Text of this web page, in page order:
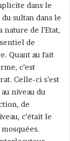
dans le
sultan dans le
de l’Etat,
de
Quant au fait
c’est
Celle-ci s’est
niveau du
de
c’était le